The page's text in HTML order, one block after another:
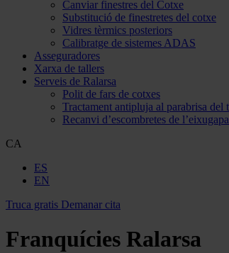
Canviar finestres del Cotxe
Substitució de finestretes del cotxe
Vidres tèrmics posteriors
Calibratge de sistemes ADAS
Asseguradores
Xarxa de tallers
Serveis de Ralarsa
Polit de fars de cotxes
Tractament antipluja al parabrisa del
Recanvi d’escombretes de
CA
ES
EN
Truca gratis Demanar cita
Franquícies Ralarsa